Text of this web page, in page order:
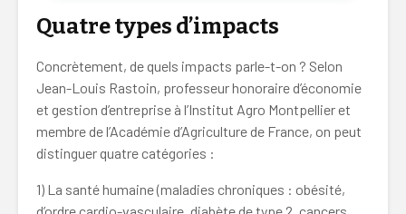
Quatre types d’impacts
Concrètement, de quels impacts parle-t-on ? Selon
Jean-Louis Rastoin, professeur honoraire d’économie
et gestion d’entreprise à l’Institut Agro Montpellier et
membre de l’Académie d’Agriculture de France, on peut
distinguer quatre catégories :
1) La santé humaine (maladies chroniques : obésité,